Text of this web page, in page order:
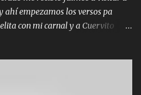
ahí empezamos los versos pa
con mi carnal y a Cuervito